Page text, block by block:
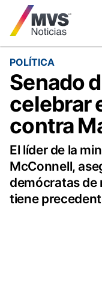
POLÍTICA
Senado
celebrar
contra
El líder de la
McConnell,
demócratas de
tiene